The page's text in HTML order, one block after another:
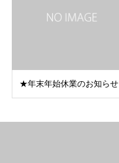
★年末年始休業のお知らせ